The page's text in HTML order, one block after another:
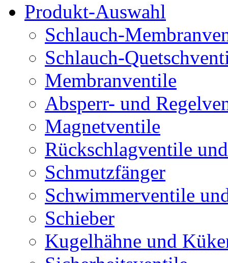
Produkt-Auswahl
Schlauch-
Schlauch-
Membranventile
Absperr- und
Magnetventile
Rückschlagventile
Schmutzfänger
Schwimmerventile
Schieber
Kugelhähne und